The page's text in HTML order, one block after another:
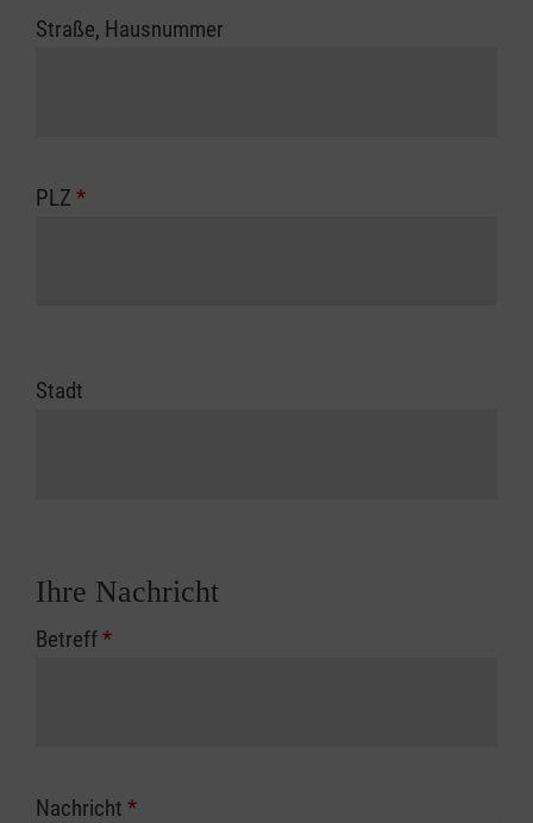
Straße, Hausnummer
PLZ *
Stadt
Ihre Nachricht
Betreff*
Nachricht *